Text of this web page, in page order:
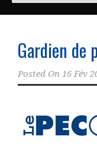
Gardien de
Posted On 16 Fév